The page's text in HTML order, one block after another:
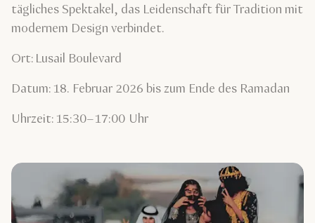
tägliches Spektakel, das Leidenschaft für Tradition mit
modernem Design verbindet.
Ort: Lusail Boulevard
Datum: 18. Februar 2026 bis zum Ende des Ramadan
Uhrzeit: 15:30–17:00 Uhr